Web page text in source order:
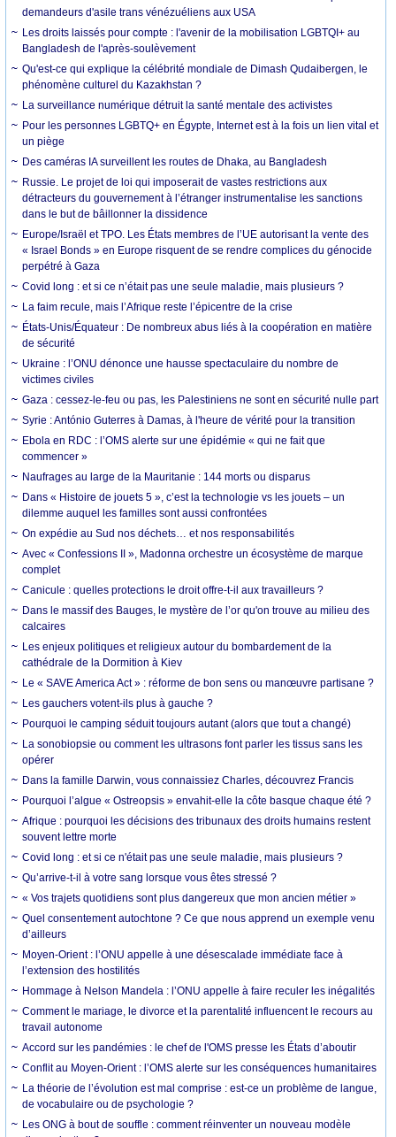
demandeurs d'asile trans vénézuéliens aux USA
Les droits laissés pour compte : l'avenir de la mobilisation LGBTQI+ au
Bangladesh de l'après-soulèvement
Qu'est-ce qui explique la célébrité mondiale de Dimash Qudaibergen, le
phénomène culturel du Kazakhstan ?
La surveillance numérique détruit la santé mentale des activistes
Pour les personnes LGBTQ+ en Égypte, Internet est à la fois un lien vital et
un piège
Des caméras IA surveillent les routes de Dhaka, au Bangladesh
Russie. Le projet de loi qui imposerait de vastes restrictions aux
détracteurs du gouvernement à l’étranger instrumentalise les sanctions
dans le but de bâillonner la dissidence
Europe/Israël et TPO. Les États membres de l’UE autorisant la vente des
« Israel Bonds » en Europe risquent de se rendre complices du génocide
perpétré à Gaza
Covid long : et si ce n’était pas une seule maladie, mais plusieurs ?
La faim recule, mais l’Afrique reste l’épicentre de la crise
États-Unis/Équateur : De nombreux abus liés à la coopération en matière
de sécurité
Ukraine : l’ONU dénonce une hausse spectaculaire du nombre de
victimes civiles
Gaza : cessez-le-feu ou pas, les Palestiniens ne sont en sécurité nulle part
Syrie : António Guterres à Damas, à l'heure de vérité pour la transition
Ebola en RDC : l’OMS alerte sur une épidémie « qui ne fait que
commencer »
Naufrages au large de la Mauritanie : 144 morts ou disparus
Dans « Histoire de jouets 5 », c’est la technologie vs les jouets – un
dilemme auquel les familles sont aussi confrontées
On expédie au Sud nos déchets… et nos responsabilités
Avec « Confessions II », Madonna orchestre un écosystème de marque
complet
Canicule : quelles protections le droit offre-t-il aux travailleurs ?
Dans le massif des Bauges, le mystère de l’or qu'on trouve au milieu des
calcaires
Les enjeux politiques et religieux autour du bombardement de la
cathédrale de la Dormition à Kiev
Le « SAVE America Act » : réforme de bon sens ou manœuvre partisane ?
Les gauchers votent-ils plus à gauche ?
Pourquoi le camping séduit toujours autant (alors que tout a changé)
La sonobiopsie ou comment les ultrasons font parler les tissus sans les
opérer
Dans la famille Darwin, vous connaissiez Charles, découvrez Francis
Pourquoi l’algue « Ostreopsis » envahit-elle la côte basque chaque été ?
Afrique : pourquoi les décisions des tribunaux des droits humains restent
souvent lettre morte
Covid long : et si ce n'était pas une seule maladie, mais plusieurs ?
Qu’arrive-t-il à votre sang lorsque vous êtes stressé ?
« Vos trajets quotidiens sont plus dangereux que mon ancien métier »
Quel consentement autochtone ? Ce que nous apprend un exemple venu
d’ailleurs
Moyen-Orient : l’ONU appelle à une désescalade immédiate face à
l’extension des hostilités
Hommage à Nelson Mandela : l’ONU appelle à faire reculer les inégalités
Comment le mariage, le divorce et la parentalité influencent le recours au
travail autonome
Accord sur les pandémies : le chef de l'OMS presse les États d’aboutir
Conflit au Moyen-Orient : l’OMS alerte sur les conséquences humanitaires
La théorie de l’évolution est mal comprise : est-ce un problème de langue,
de vocabulaire ou de psychologie ?
Les ONG à bout de souffle : comment réinventer un nouveau modèle